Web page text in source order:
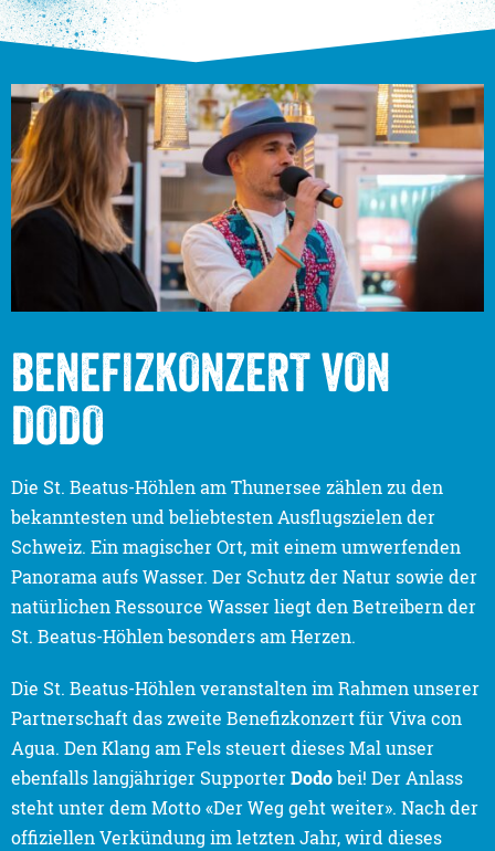
BENEFIZKONZERT VON
DODO
Die St. Beatus-Höhlen am Thunersee zählen zu den
bekanntesten und beliebtesten Ausflugszielen der
Schweiz. Ein magischer Ort, mit einem umwerfenden
Panorama aufs Wasser. Der Schutz der Natur sowie der
natürlichen Ressource Wasser liegt den Betreibern der
St. Beatus-Höhlen besonders am Herzen.
Die St. Beatus-Höhlen veranstalten im Rahmen unserer
Partnerschaft das zweite Benefizkonzert für Viva con
Agua. Den Klang am Fels steuert dieses Mal unser
ebenfalls langjähriger SupporterDodobei! Der Anlass
steht unter dem Motto «Der Weg geht weiter». Nach der
offiziellen Verkündung im letzten Jahr, wird dieses